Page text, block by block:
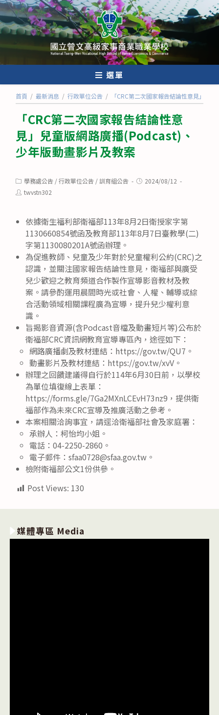
跳
轉
至
內
選單
首頁 / 最新消息 / 行政單位公告 / 「CRC第二次國家報告結論性意見」兒
「CRC第二次國家報告結論性意
見」兒童版網路廣播(Podcast)、
少年版動畫影片及教案
Post
category:
學務處公告 /行政單位公告 /訓育組公告
Post2024/08/12
Posttwvstn302
依據衛生福利部衛福部113年8月2日衛授家字第
1130660854號函及教育部113年8月7日臺教學(二)
字第1130080201A號函辦理。
為促進教師、兒童及少年對於兒童權利公約(CRC)之
認識，並關注國家報告結論性意見，衛福部與廣受
兒少歡迎之教育頻道合作製作宣導影音教材及教
案。請參酌運用晨間時光或社會、人權、輔導或綜
合活動領域相關課程廣為宣導，提升兒少權利意
識。
旨揭影音資源(含Podcast音檔及動畫短片等)公布於
衛福部CRC資訊網教育宣導專區內，途徑如下：
網路廣播劇及教材連結：https://gov.tw/QU7。
動畫影片及教材連結：https://gov.tw/xvV。
辦理之回饋建議得自行於114年6月30日前，以學校
為單位填復線上表單：
https://forms.gle/7Ga2MXnLCEvH73nz9，提供衛
福部作為未來CRC宣導及推廣活動之參考。
本案相關洽詢事宜，請逕洽衛福部社會及家庭署：
承辦人：柯怡均小姐。
電話：04-2250-2860。
電子郵件：sfaa0728@sfaa.gov.tw。
檢附衛福部公文1份供參。
Post Views: 130
媒體專區 Media